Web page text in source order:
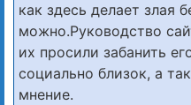
как здесь делает злая
можно.Руководство
их просили забанить
социально близок, а
мнение.